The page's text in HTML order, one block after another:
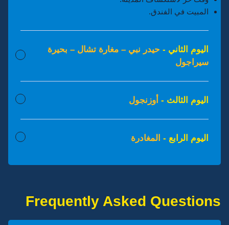
المبيت في الفندق.
اليوم الثاني - حيدر نبي – مغارة تشال – بحيرة
سيراجول
اليوم الثالث - أوزنجول
اليوم الرابع - المغادرة
Frequently Asked Questions